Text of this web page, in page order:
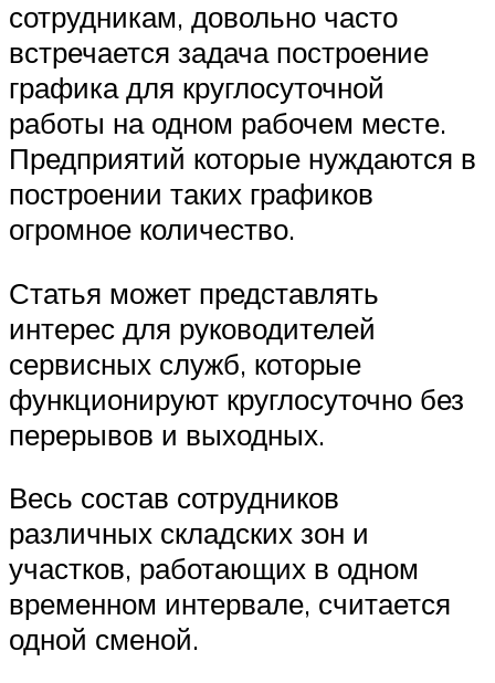
сотрудникам, довольно часто
встречается задача построение
графика для круглосуточной
работы на одном рабочем месте.
Предприятий которые нуждаются в
построении таких графиков
огромное количество.
Статья может представлять
интерес для руководителей
сервисных служб, которые
функционируют круглосуточно без
перерывов и выходных.
Весь состав сотрудников
различных складских зон и
участков, работающих в одном
временном интервале, считается
одной сменой.